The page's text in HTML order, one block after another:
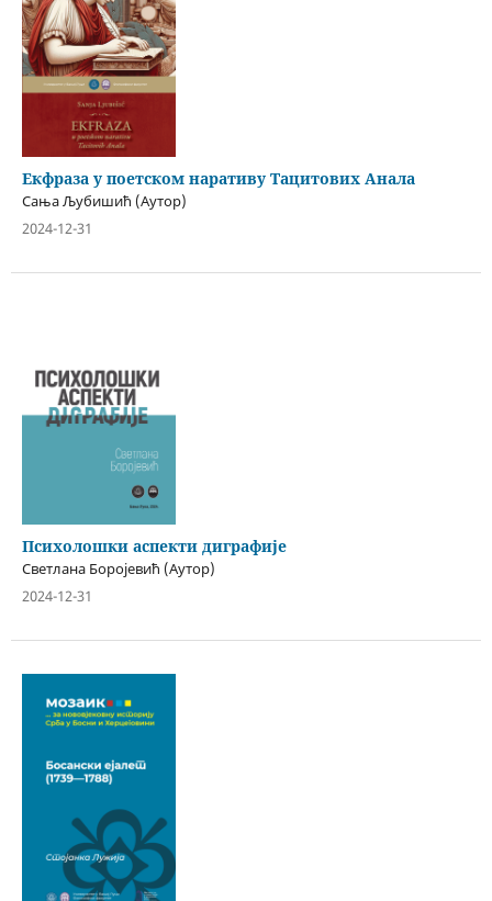
Екфраза у поетском наративу Тацитових Анала
Сања Љубишић (Аутор)
2024-12-31
Психолошки аспекти диграфије
Светлана Боројевић (Аутор)
2024-12-31